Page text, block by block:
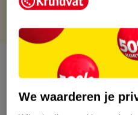
Over dit product
Productinformatie
We waarderen je